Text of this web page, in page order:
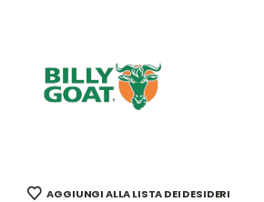
AGGIUNGI ALLA LISTA DEI DESIDERI